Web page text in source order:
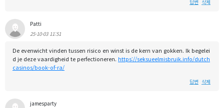
답변 삭제
Patti
25-10-03 11:51
De evenwicht vinden tussen risico en winst is de kern van gokken. Ik begelei
d je deze vaardigheid te perfectioneren. https://seksueelmisbruik.info/dutch
casinos/book-of-ra/
답변 삭제
jamesparty